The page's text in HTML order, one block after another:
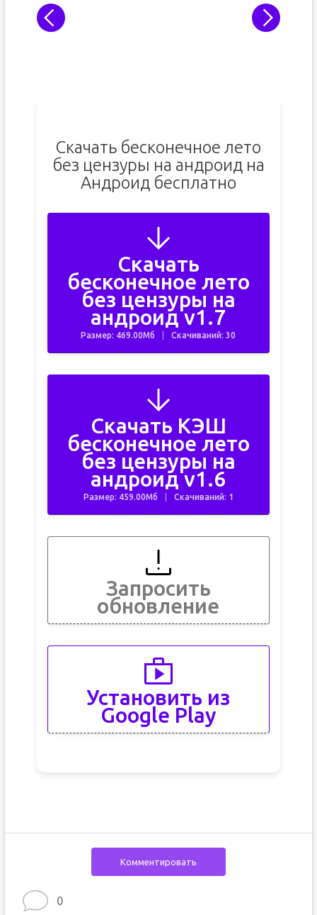
Скачать бесконечное лето
без цензуры на андроид на
Андроид бесплатно
Скачать
бесконечное лето
без цензуры на
андроид v1.7
Размер: 469.00Мб Скачиваний: 30
Скачать КЭШ
бесконечное лето
без цензуры на
андроид v1.6
Размер: 459.00Мб Скачиваний: 1
Запросить
обновление
Установить из
Google Play
Комментировать
0